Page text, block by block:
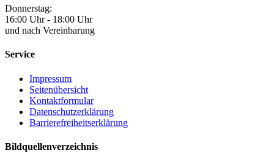
Donnerstag:
16:00 Uhr - 18:00 Uhr
und nach Vereinbarung
Service
Impressum
Seitenübersicht
Kontaktformular
Datenschutzerklärung
Barrierefreiheitserklärung
Bildquellenverzeichnis